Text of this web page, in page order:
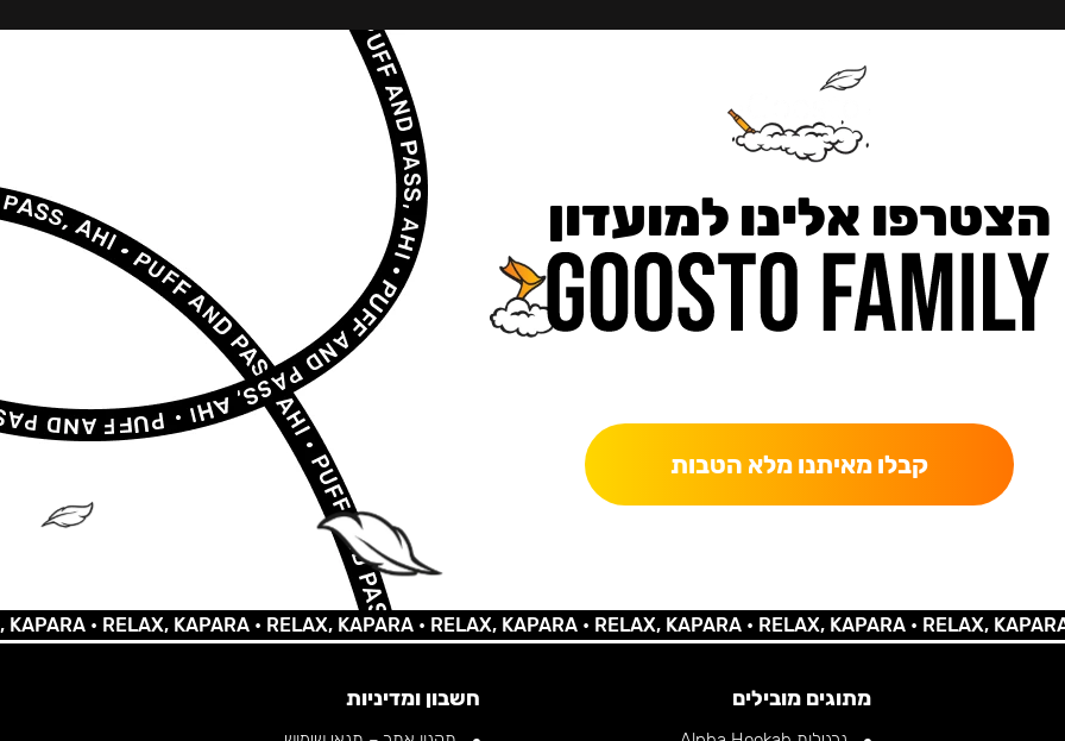
הצטרפו אלינו למועדון
קבלו מאיתנו מלא הטבות
•RELAX, KAPARA •RELAX, KAPARA •RELAX, KAPARA •RELAX, KAPARA •RELAX, KAPARA •RELAX, KAPARA •
מתוגים מובילים חשבון ומדיניות